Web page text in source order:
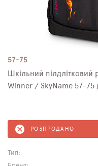
57-75
Шкільний
Winner / SkyNamе 57-75
РОЗПРОДАНО
Тип: